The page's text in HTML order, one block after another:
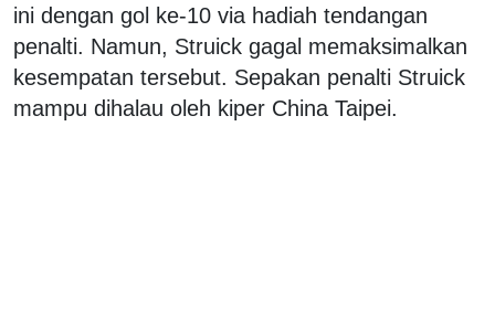
ini dengan gol ke-10 via hadiah tendangan
penalti. Namun, Struick gagal memaksimalkan
kesempatan tersebut. Sepakan penalti Struick
mampu dihalau oleh kiper China Taipei.